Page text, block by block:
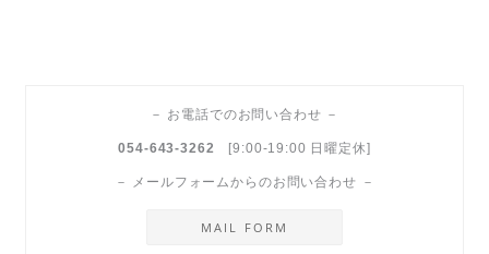
－ お電話でのお問い合わせ －
054-643-3262 [9:00-19:00 日曜定休]
－ メールフォームからのお問い合わせ －
MAIL FORM